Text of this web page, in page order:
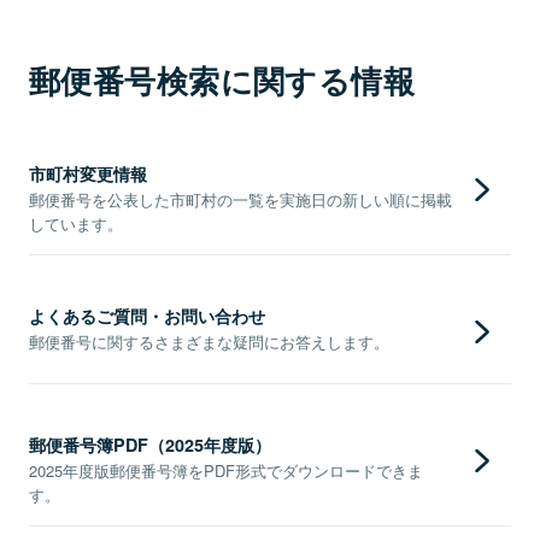
郵便番号検索に関する情報
市町村変更情報
郵便番号を公表した市町村の一覧を実施日の新しい順に掲載
しています。
よくあるご質問・お問い合わせ
郵便番号に関するさまざまな疑問にお答えします。
郵便番号簿PDF（2025年度版）
2025年度版郵便番号簿をPDF形式でダウンロードできま
す。